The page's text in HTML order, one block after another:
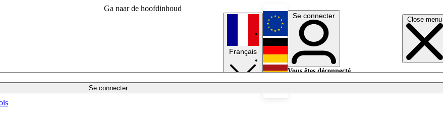
Ga naar de hoofdinhoud
Close menu
Se connecter
Français
English
Deutsch
Se connecter
Vous êtes déconnecté.